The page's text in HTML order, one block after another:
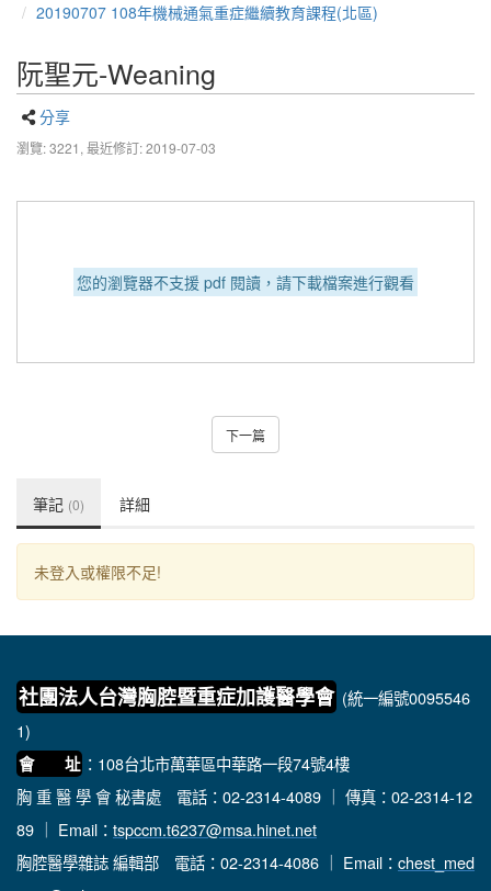
20190707 108年機械通氣重症繼續教育課程(北區)
阮聖元-Weaning
分享
瀏覽: 3221, 最近修訂: 2019-07-03
您的瀏覽器不支援 pdf 閱讀，請下載檔案進行觀看
下一篇
筆記 (0) 詳細
未登入或權限不足!
社團法人台灣胸腔暨重症加護醫學會 (統一編號0095546
1)
會 址 ：108台北市萬華區中華路一段74號4樓
胸 重 醫 學 會 秘書處 電話：02-2314-4089 ｜ 傳真：02-2314-12
89 ｜ Email： tspccm.t6237@msa.hinet.net
胸腔醫學雜誌 編輯部 電話：02-2314-4086 ｜ Email： chest_med